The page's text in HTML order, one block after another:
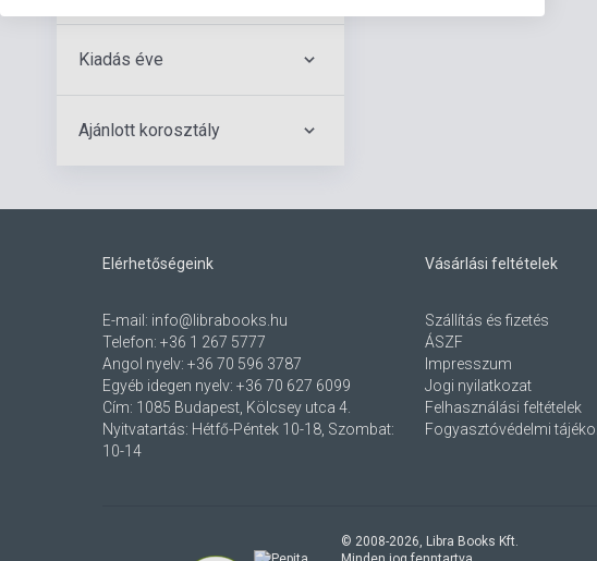
Kiadás éve
Ajánlott korosztály
Elérhetőségeink
E-mail: info@librabooks.hu
Telefon: +36 1 267 5777
Angol nyelv: +36 70 596 3787
Egyéb idegen nyelv: +36 70 627 6099
Cím: 1085 Budapest, Kölcsey utca 4.
Nyitvatartás: Hétfő-Péntek 10-18, Szombat:
10-14
Vásárlási feltételek
Szállítás és fizetés
ÁSZF
Impresszum
Jogi nyilatkozat
Felhasználási feltételek
Fogyasztóvédelmi
© 2008-2026, Libra Books Kft.